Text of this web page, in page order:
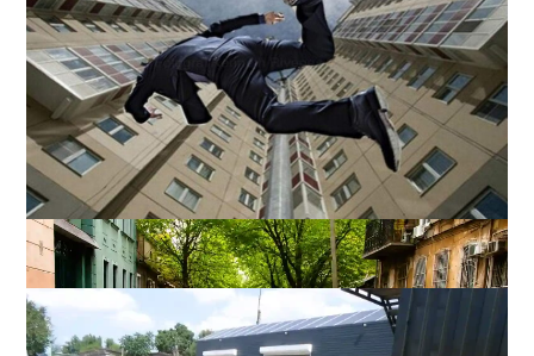
В одесском жилмассиве Радужном погиб 26-летний
мужчина: что известно
3
27-07-2026 в 13:47
ВИБОР РЕДАКЦИИ